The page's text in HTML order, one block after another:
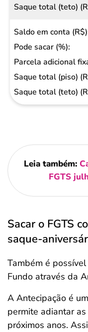
Leia também:
FGTS
Sacar o FGTS
saque-
Também é
Fundo através da
A Antecipação é
permite adiantar
próximos anos.